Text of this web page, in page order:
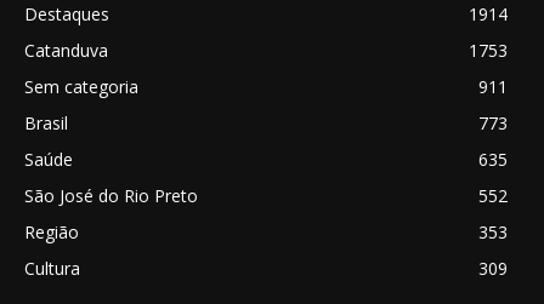
Destaques
1914
Catanduva
1753
Sem categoria
911
Brasil
773
Saúde
635
São José do Rio Preto
552
Região
353
Cultura
309